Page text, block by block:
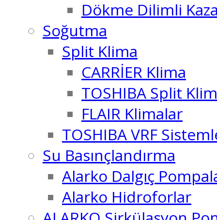
Dökme Dilimli
Soğutma
Split Klima
CARRİER Klima
TOSHIBA Split
FLAIR Klimalar
TOSHIBA VRF
Su Basınçlandırma
Alarko Dalgıç
Alarko Hidroforlar